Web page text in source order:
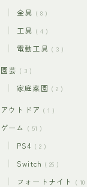
金具 8
工具 4
電動工具 3
園芸 3
家庭菜園 2
アウトドア 1
ゲーム 51
PS4 2
Switch 26
フォートナイト 10